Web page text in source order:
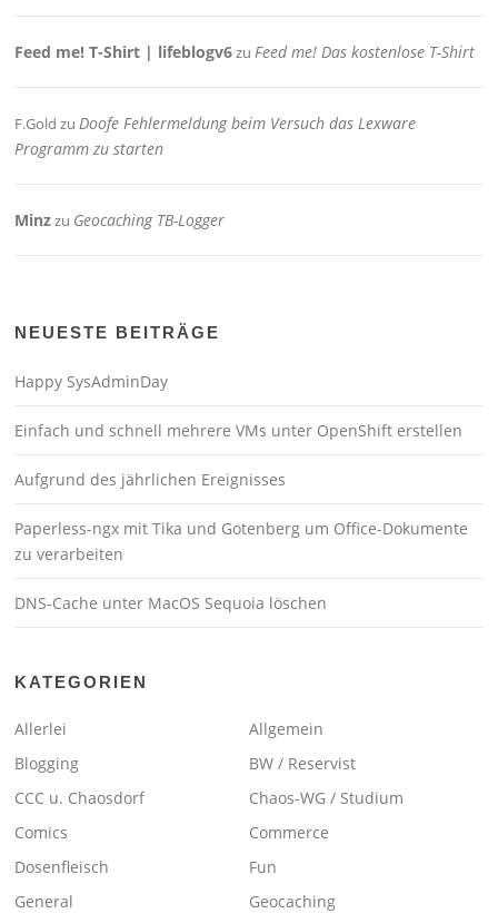
Feed me! T-Shirt | lifeblogv6zu Feed me! Das kostenlose T-Shirt
F.Gold zu Doofe Fehlermeldung beim Versuch das Lexware
Programm zu starten
Minzzu Geocaching TB-Logger
NEUESTE BEITRÄGE
Happy SysAdminDay
Einfach und schnell mehrere VMs unter OpenShift erstellen
Aufgrund des jährlichen Ereignisses
Paperless-ngx mit Tika und Gotenberg um Office-Dokumente
zu verarbeiten
DNS-Cache unter MacOS Sequoia löschen
KATEGORIEN
Allerlei
Allgemein
Blogging
BW / Reservist
CCC u. Chaosdorf
Chaos-WG / Studium
Comics
Commerce
Dosenfleisch
Fun
General
Geocaching